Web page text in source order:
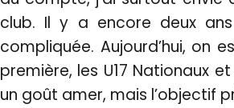
club. Il y a encore deux
compliquée. Aujourd’hui, on
première, les U17 Nationaux
un goût amer, mais l’objectif